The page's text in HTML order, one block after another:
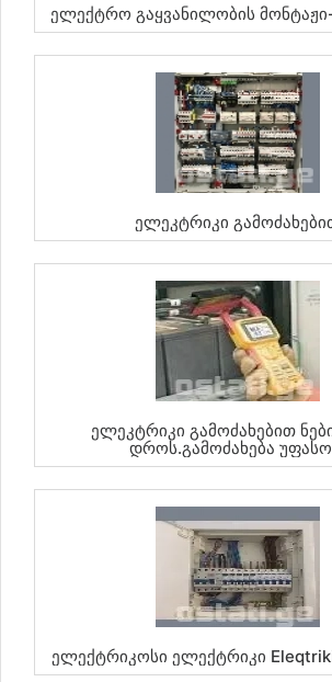
Ელექტრო Გაყვანილობის
Ელეკტრიკი
Ელეკტრიკი Გამოძახებით
Დროს.გამოძახება
Ელექტრიკოსი Ელექტრიკი